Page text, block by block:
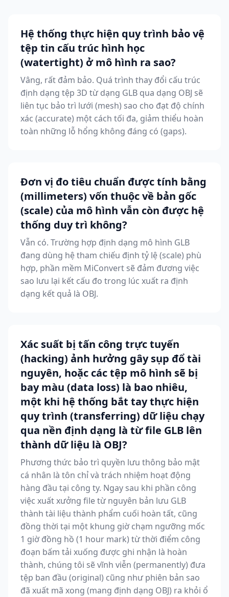
Hệ thống thực hiện quy trình bảo vệ
tệp tin cấu trúc hình học
(watertight) ở mô hình ra sao?
Vâng, rất đảm bảo. Quá trình thay đổi cấu trúc
định dạng tệp 3D từ dạng GLB qua dạng OBJ sẽ
liên tục bảo trì lưới (mesh) sao cho đạt độ chính
xác (accurate) một cách tối đa, giảm thiểu hoàn
toàn những lỗ hổng không đáng có (gaps).
Đơn vị đo tiêu chuẩn được tính bằng
(millimeters) vốn thuộc về bản gốc
(scale) của mô hình vẫn còn được hệ
thống duy trì không?
Vẫn có. Trường hợp định dạng mô hình GLB
đang dùng hệ tham chiếu định tỷ lệ (scale) phù
hợp, phần mềm MiConvert sẽ đảm đương việc
sao lưu lại kết cấu đo trong lúc xuất ra định
dạng kết quả là OBJ.
Xác suất bị tấn công trực tuyến
(hacking) ảnh hưởng gây sụp đổ tài
nguyên, hoặc các tệp mô hình sẽ bị
bay màu (data loss) là bao nhiêu,
một khi hệ thống bắt tay thực hiện
quy trình (transferring) dữ liệu chạy
qua nền định dạng là từ file GLB lên
thành dữ liệu là OBJ?
Phương thức bảo trì quyền lưu thông bảo mật
cá nhân là tôn chỉ và trách nhiệm hoạt động
hàng đầu tại công ty. Ngay sau khi phần công
việc xuất xưởng file từ nguyên bản lưu GLB
thành tài liệu thành phẩm cuối hoàn tất, cũng
đồng thời tại một khung giờ chạm ngưỡng mốc
1 giờ đồng hồ (1 hour mark) từ thời điểm công
đoạn bấm tải xuống được ghi nhận là hoàn
thành, chúng tôi sẽ vĩnh viễn (permanently) đưa
tệp ban đầu (original) cũng như phiên bản sao
đã xuất mã xong (mang định dạng OBJ) ra khỏi ổ